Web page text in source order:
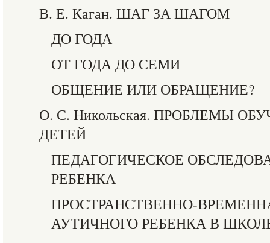
В. Е. Каган. ШАГ ЗА ШАГОМ
ДО ГОДА
ОТ ГОДА ДО СЕМИ
ОБЩЕНИЕ ИЛИ ОБРАЩЕНИЕ?
О. С. Никольская. ПРОБЛЕМЫ
ДЕТЕЙ
ПЕДАГОГИЧЕСКОЕ
РЕБЕНКА
ПРОСТРАНСТВЕННО-
АУТИЧНОГО РЕБЕНКА В